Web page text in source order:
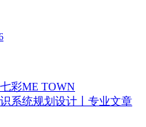
彩ME TOWN
系统规划设计丨专业文章